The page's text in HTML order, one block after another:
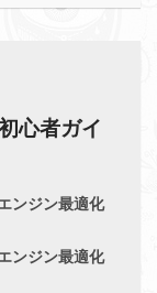
心者ガイ
ンジン最適化
ンジン最適化